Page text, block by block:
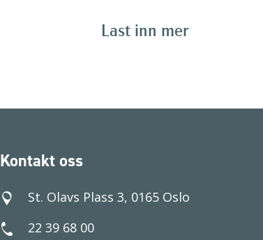
Last inn mer
Kontakt oss
St. Olavs Plass 3, 0165 Oslo
22 39 68 00